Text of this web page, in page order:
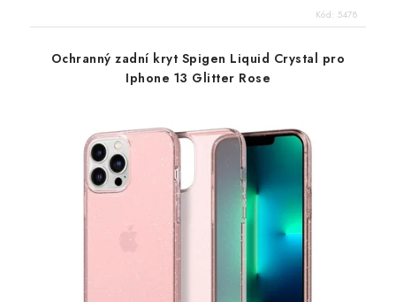
Kód: 5478
Ochranný zadní kryt Spigen Liquid Crystal pro
Iphone 13 Glitter Rose